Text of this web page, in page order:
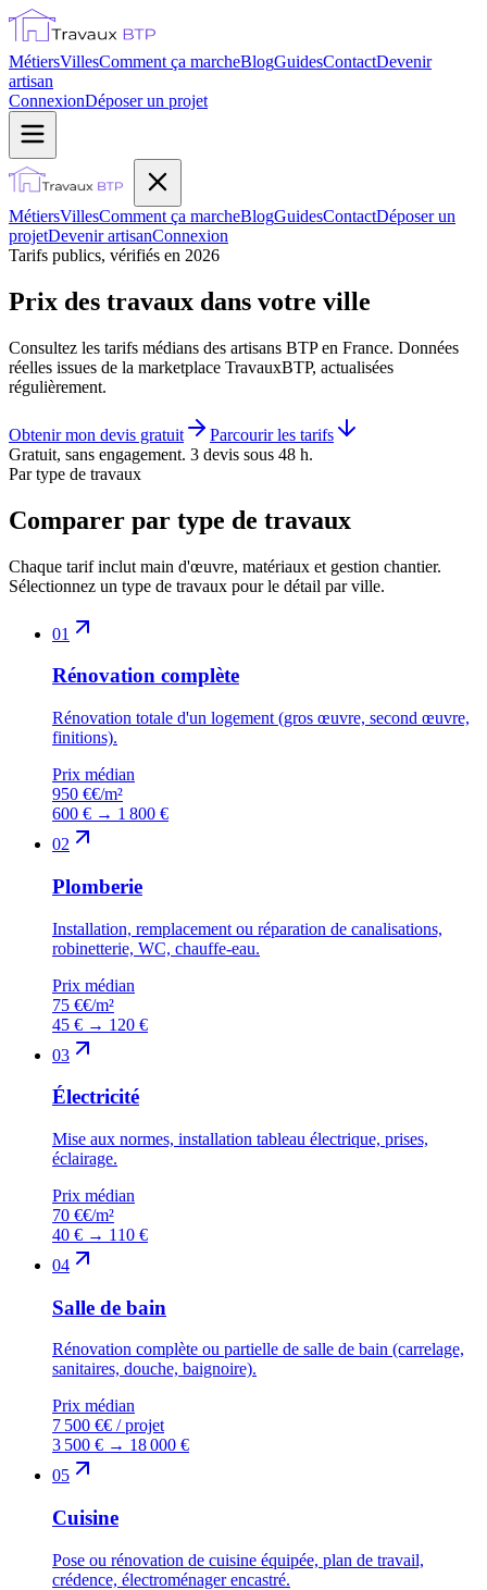
MétiersVillesComment ça marcheBlogGuidesContactDevenir
artisan
ConnexionDéposer un projet
MétiersVillesComment ça marcheBlogGuidesContactDéposer un
projetDevenir artisanConnexion
Tarifs publics, vérifiés en 2026
Prix des travaux dans votre ville
Consultez les tarifs médians des artisans BTP en France. Données
réelles issues de la marketplace TravauxBTP, actualisées
régulièrement.
Obtenir mon devis gratuit
Parcourir les tarifs
Gratuit, sans engagement. 3 devis sous 48 h.
Par type de travaux
Comparer par type de travaux
Chaque tarif inclut main d'œuvre, matériaux et gestion chantier.
Sélectionnez un type de travaux pour le détail par ville.
01
Rénovation complète
Rénovation totale d'un logement (gros œuvre, second œuvre,
finitions).
Prix médian
950 €€/m²
600 € → 1 800 €
02
Plomberie
Installation, remplacement ou réparation de canalisations,
robinetterie, WC, chauffe-eau.
Prix médian
75 €€/m²
45 € → 120 €
03
Électricité
Mise aux normes, installation tableau électrique, prises,
éclairage.
Prix médian
70 €€/m²
40 € → 110 €
04
Salle de bain
Rénovation complète ou partielle de salle de bain (carrelage,
sanitaires, douche, baignoire).
Prix médian
7 500 €€ / projet
3 500 € → 18 000 €
05
Cuisine
Pose ou rénovation de cuisine équipée, plan de travail,
crédence, électroménager encastré.